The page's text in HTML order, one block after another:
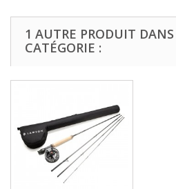
1 AUTRE PRODUIT
CATÉGORIE :